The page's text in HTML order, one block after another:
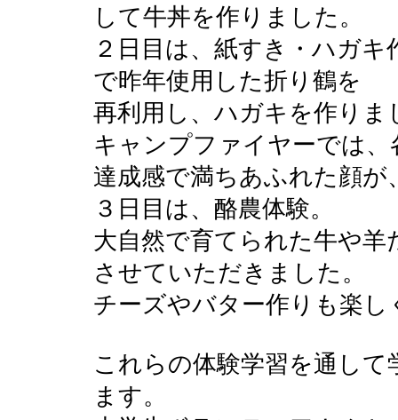
して牛丼を作りました。
２日目は、紙すき・ハガ
で昨年使用した折り鶴を
再利用し、ハガキを作りま
キャンプファイヤーでは
達成感で満ちあふれた顔
３日目は、酪農体験。
大自然で育てられた牛や
させていただきました。
チーズやバター作りも楽
これらの体験学習を通し
ます。